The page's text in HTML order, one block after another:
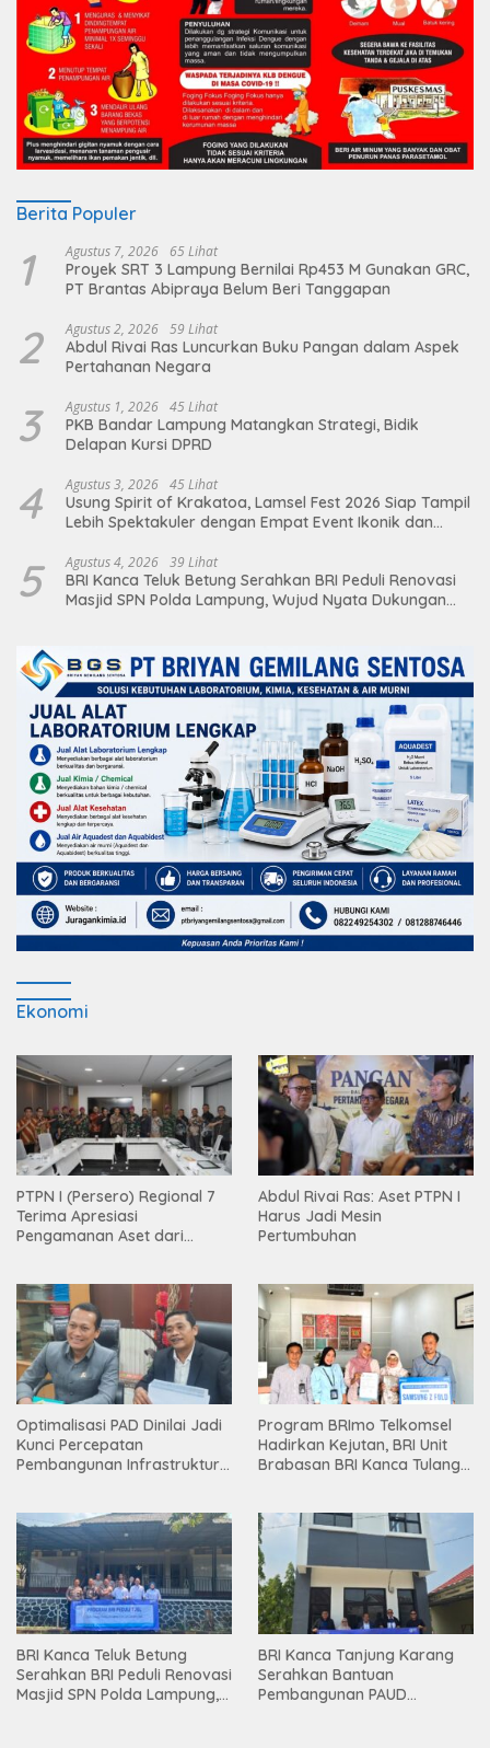
Berita Populer
1 Agustus 7, 2026 65 Lihat
Proyek SRT 3 Lampung Bernilai Rp453 M Gunakan GRC,
PT Brantas Abipraya Belum Beri Tanggapan
2 Agustus 2, 2026 59 Lihat
Abdul Rivai Ras Luncurkan Buku Pangan dalam Aspek
Pertahanan Negara
3 Agustus 1, 2026 45 Lihat
PKB Bandar Lampung Matangkan Strategi, Bidik
Delapan Kursi DPRD
4 Agustus 3, 2026 45 Lihat
Usung Spirit of Krakatoa, Lamsel Fest 2026 Siap Tampil
Lebih Spektakuler dengan Empat Event Ikonik dan
5 Agustus 4, 2026 39 Lihat
BRI Kanca Teluk Betung Serahkan BRI Peduli Renovasi
Masjid SPN Polda Lampung, Wujud Nyata Dukungan
Ekonomi
PTPN I (Persero) Regional 7
Terima Apresiasi
Pengamanan Aset dari
Abdul Rivai Ras: Aset PTPN I
Harus Jadi Mesin
Pertumbuhan
Optimalisasi PAD Dinilai Jadi
Kunci Percepatan
Pembangunan Infrastruktur
Program BRImo Telkomsel
Hadirkan Kejutan, BRI Unit
Brabasan BRI Kanca Tulang
Mesuji
BRI Kanca Teluk Betung
Serahkan BRI Peduli Renovasi
Masjid SPN Polda Lampung,
BRI Kanca Tanjung Karang
Serahkan Bantuan
Pembangunan PAUD